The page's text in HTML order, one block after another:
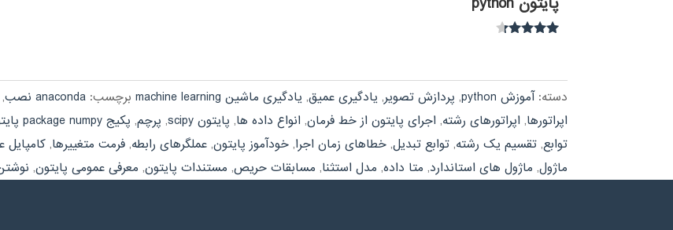
دسته:آموزش python , پردازش تصویر, یادگیری عمیق, یادگیری ماشین machine learning برچسب:anaconda نصب
اپراتورها, اپراتورهای رشته, اجرای پایتون از خط فرمان, انواع داده ها, پایتون scipy , پرچم, پکیج package numpy پایتون
توابع,تقسیم یک رشته,توابع تبدیل,خطاهای زمان اجرا,خودآموز پایتون,عملگرهای رابطه,فرمت متغییرها,کامپایل
ماژول, ماژول های استاندارد, متا داده, مدل استثنا, مسابقات حریص, مستندات پایتون, معرفی عمومی پایتون,